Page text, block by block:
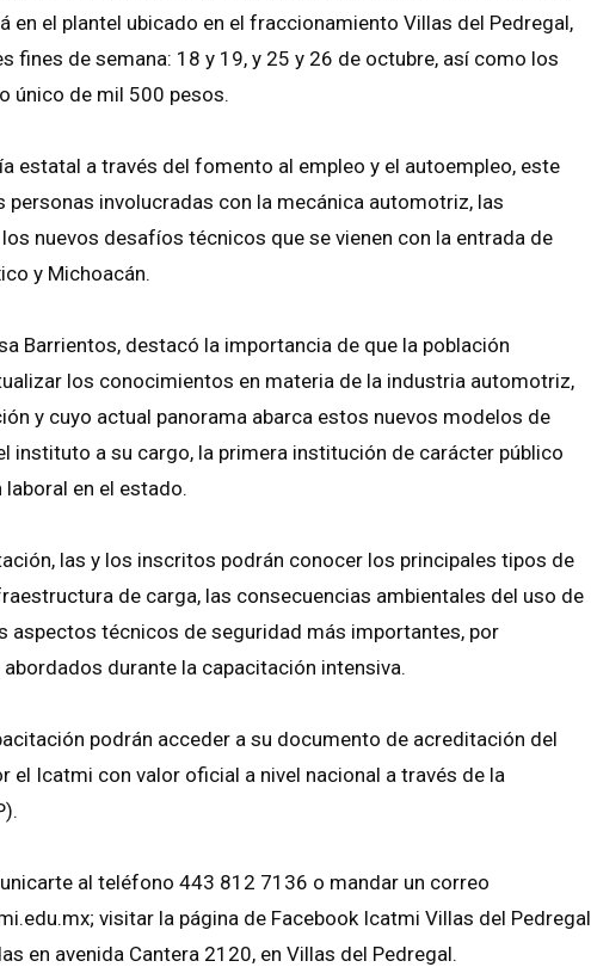
en el plantel ubicado en el fraccionamiento Villas del Pedregal,
fines de semana: 18 y 19, y 25 y 26 de octubre, así como los
único de mil 500 pesos.
estatal a través del fomento al empleo y el autoempleo, este
personas involucradas con la mecánica automotriz, las
nuevos desafíos técnicos que se vienen con la entrada de
y Michoacán.
Barrientos, destacó la importancia de que la población
los conocimientos en materia de la industria automotriz,
y cuyo actual panorama abarca estos nuevos modelos de
instituto a su cargo, la primera institución de carácter público
en el estado.
las y los inscritos podrán conocer los principales tipos de
de carga, las consecuencias ambientales del uso de
aspectos técnicos de seguridad más importantes, por
durante la capacitación intensiva.
podrán acceder a su documento de acreditación del
el Icatmi con valor oficial a nivel nacional a través de la
al teléfono 443 812 7136 o mandar un correo
visitar la página de Facebook Icatmi Villas del Pedregal
en avenida Cantera 2120, en Villas del Pedregal.